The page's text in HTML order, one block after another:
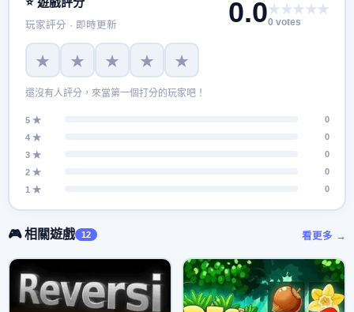
玩家評分 · 即時更新 0.0★★★★★
0 votes
★ ★ ★ ★ ★
還沒有人評分，來當第一個打分的玩家吧！
5 ★
0
4 ★
0
3 ★
0
2 ★
0
1 ★
0
🎮 相關遊戲 12 看更多 →